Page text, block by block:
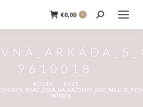
€0,00 0
Recherche
:
9610018
ACCUEIL
POST
9610018